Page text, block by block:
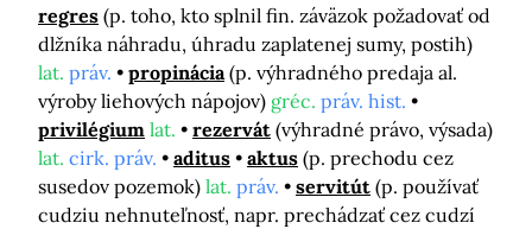
regres (p. toho, kto splnil fin. záväzok požadovať od
dlžníka náhradu, úhradu zaplatenej sumy, postih)
lat. práv. propinácia (p. výhradného predaja al.
výroby liehových nápojov) gréc. práv. hist.
privilégium lat. rezervát (výhradné právo, výsada)
lat. cirk. práv. aditus aktus (p. prechodu cez
susedov pozemok) lat. práv. servitút (p. používať
cudziu nehnuteľnosť, napr. prechádzať cez cudzí